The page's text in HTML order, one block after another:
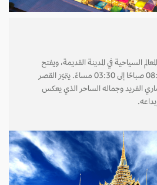
السياحية في المدينة القديمة، ويفتح
أبوابه يوميًا من الساعة 08:00 صباحًا إلى 03:30 مساءً. يتميّز القصر
الفريد وجماله الساحر الذي يعكس